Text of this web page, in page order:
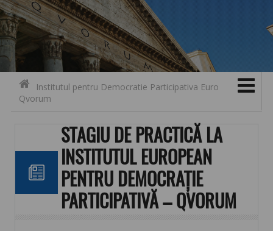
Contact
Skip to content
Institutul pentru Democratie Participativa Euro
Qvorum
STAGIU DE PRACTICĂ LA
INSTITUTUL EUROPEAN
PENTRU DEMOCRAȚIE
PARTICIPATIVĂ – QVORUM